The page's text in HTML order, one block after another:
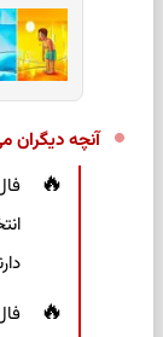
آنچه دیگران